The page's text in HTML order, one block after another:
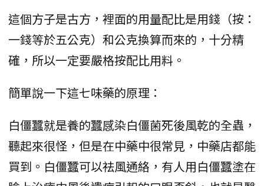
這個方子是古方，裡面的用量配比是用錢（按：
一錢等於五公克）和公克換算而來的，十分精
確，所以一定要嚴格按配比用料。
簡單說一下這七味藥的原理：
白僵蠶就是養的蠶感染白僵菌死後風乾的全蟲，
聽起來很怪，但是在中藥中很常見，中藥店都能
買到。白僵蠶可以祛風通絡，有人用白僵蠶塗在